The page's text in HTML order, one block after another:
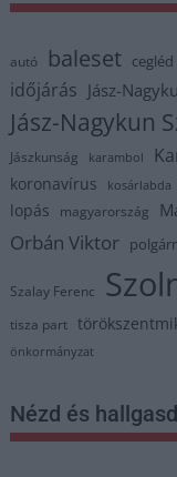
autó baleset cegléd
időjárás Jász-
Jász-Nagykun
Jászkunság karambol
koronavírus kosárlabda
lopás magyarország
Orbán Viktor
Szalay Ferenc
tisza part
önkormányzat
Nézd és